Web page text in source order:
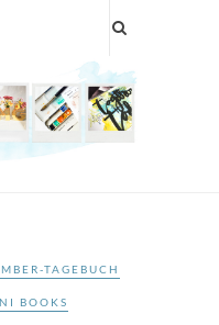
TAGEBUCH
BOOKS